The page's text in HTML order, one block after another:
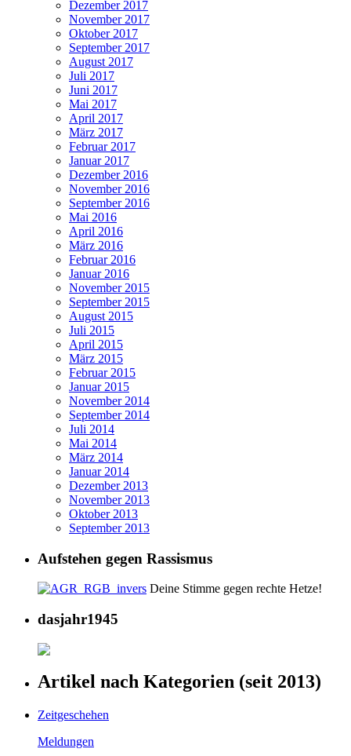
Dezember 2017
November 2017
Oktober 2017
September 2017
August 2017
Juli 2017
Juni 2017
Mai 2017
April 2017
März 2017
Februar 2017
Januar 2017
Dezember 2016
November 2016
September 2016
Mai 2016
April 2016
März 2016
Februar 2016
Januar 2016
November 2015
September 2015
August 2015
Juli 2015
April 2015
März 2015
Februar 2015
Januar 2015
November 2014
September 2014
Juli 2014
Mai 2014
März 2014
Januar 2014
Dezember 2013
November 2013
Oktober 2013
September 2013
Aufstehen gegen Rassismus
Deine Stimme gegen rechte Hetze!
dasjahr1945
Artikel nach Kategorien (seit 2013)
Zeitgeschehen
Meldungen